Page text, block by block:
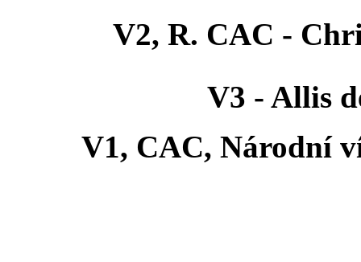
V2, R. CAC -
V3 - Allis
V1, CAC, Národní